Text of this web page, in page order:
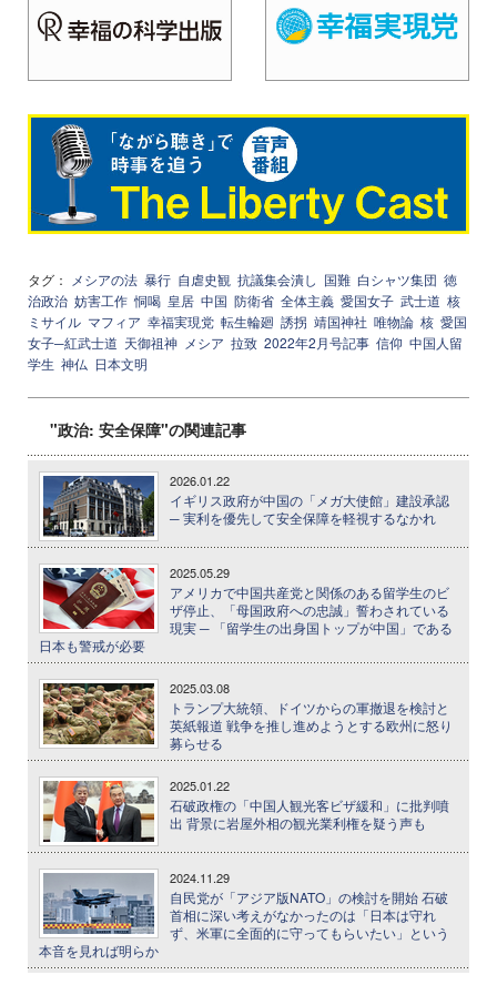
タグ： メシアの法 暴行 自虐史観 抗議集会潰し 国難 白シャツ集団 徳
治政治 妨害工作 恫喝 皇居 中国 防衛省 全体主義 愛国女子 武士道 核
ミサイル マフィア 幸福実現党 転生輪廻 誘拐 靖国神社 唯物論 核 愛国
女子─紅武士道 天御祖神 メシア 拉致 2022年2月号記事 信仰 中国人留
学生 神仏 日本文明
"政治: 安全保障"の関連記事
2026.01.22
イギリス政府が中国の「メガ大使館」建設承認
─ 実利を優先して安全保障を軽視するなかれ
2025.05.29
アメリカで中国共産党と関係のある留学生のビ
ザ停止、「母国政府への忠誠」誓わされている
現実 ─ 「留学生の出身国トップが中国」である
日本も警戒が必要
2025.03.08
トランプ大統領、ドイツからの軍撤退を検討と
英紙報道 戦争を推し進めようとする欧州に怒り
募らせる
2025.01.22
石破政権の「中国人観光客ビザ緩和」に批判噴
出 背景に岩屋外相の観光業利権を疑う声も
2024.11.29
自民党が「アジア版NATO」の検討を開始 石破
首相に深い考えがなかったのは「日本は守れ
ず、米軍に全面的に守ってもらいたい」という
本音を見れば明らか